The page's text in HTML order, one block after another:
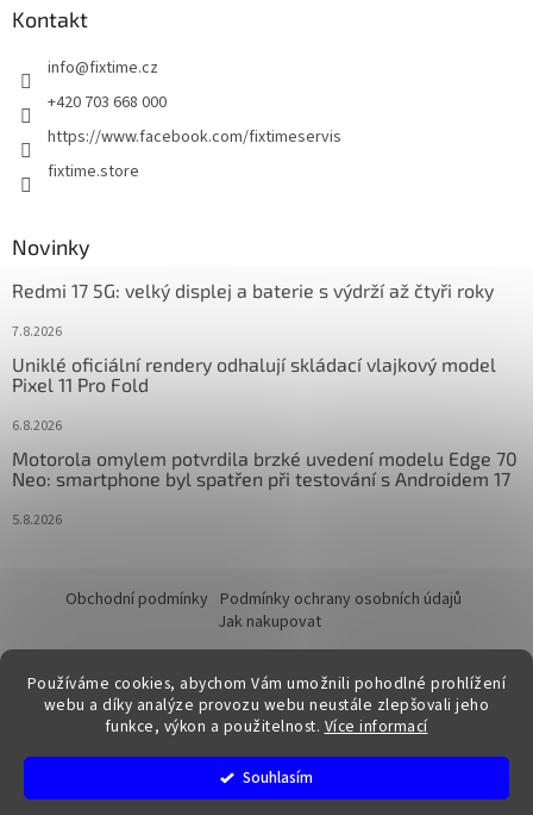
Používáme cookies, abychom Vám umožnili pohodlné prohlížení
webu a díky analýze provozu webu neustále zlepšovali jeho
funkce, výkon a použitelnost. Více informací
Souhlasím
Kontakt
info@fixtime.cz
+420 703 668 000
https://www.facebook.com/fixtimeservis
fixtime.store
Novinky
Redmi 17 5G: velký displej a baterie s výdrží až čtyři roky
7.8.2026
Uniklé oficiální rendery odhalují skládací vlajkový model
Pixel 11 Pro Fold
6.8.2026
Motorola omylem potvrdila brzké uvedení modelu Edge 70
Neo: smartphone byl spatřen při testování s Androidem 17
5.8.2026
Obchodní podmínky Podmínky ochrany osobních údajů
Jak nakupovat
Vytvořil Shoptet